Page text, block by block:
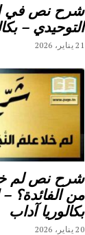
شرح نص في
التوحيدي –
21 يناير، 2026
شرح نص لم
من الفائدة؟
بكالوريا آداب
20 يناير، 2026